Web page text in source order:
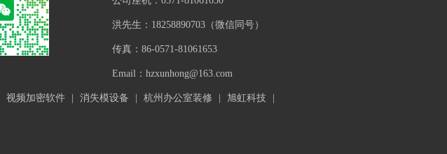
洪先生：18258890703（微信同号）
传真：86-0571-81061653
Email： hzxunhong@163.com
视频加密软件 消失模设备 杭州办公室装修 旭虹科技